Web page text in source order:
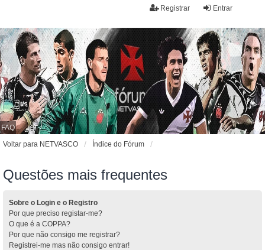
Entrar
Registrar
FAQ
Voltar para NETVASCO
Índice do Fórum
Questões mais frequentes
Sobre o Login e o Registro
Por que preciso registar-me?
O que é a COPPA?
Por que não consigo me registrar?
Registrei-me mas não consigo entrar!